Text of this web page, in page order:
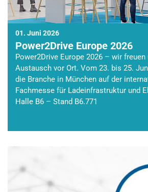
01. Juni 2026
Power2Drive Europe 2026
Power2Drive Europe 2026 – wir freuen
Austausch vor Ort. Vom 23. bis 25.
die Branche in München auf der
Fachmesse für Ladeinfrastruktur und
Halle B6 – Stand B6.771